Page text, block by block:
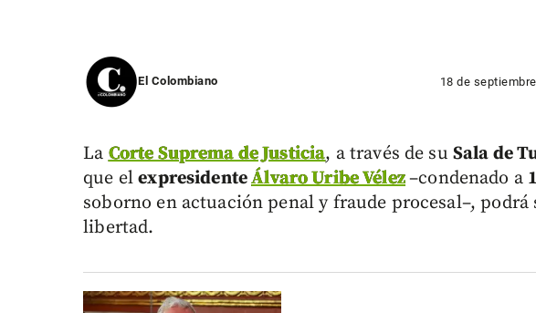
El Colombiano 18 de
LaCorte Suprema de Justicia, a través de su Sala de
que elexpresidenteÁlvaro Uribe Vélez–condenado a
soborno en actuación penal y fraude procesal–, podrá
libertad.